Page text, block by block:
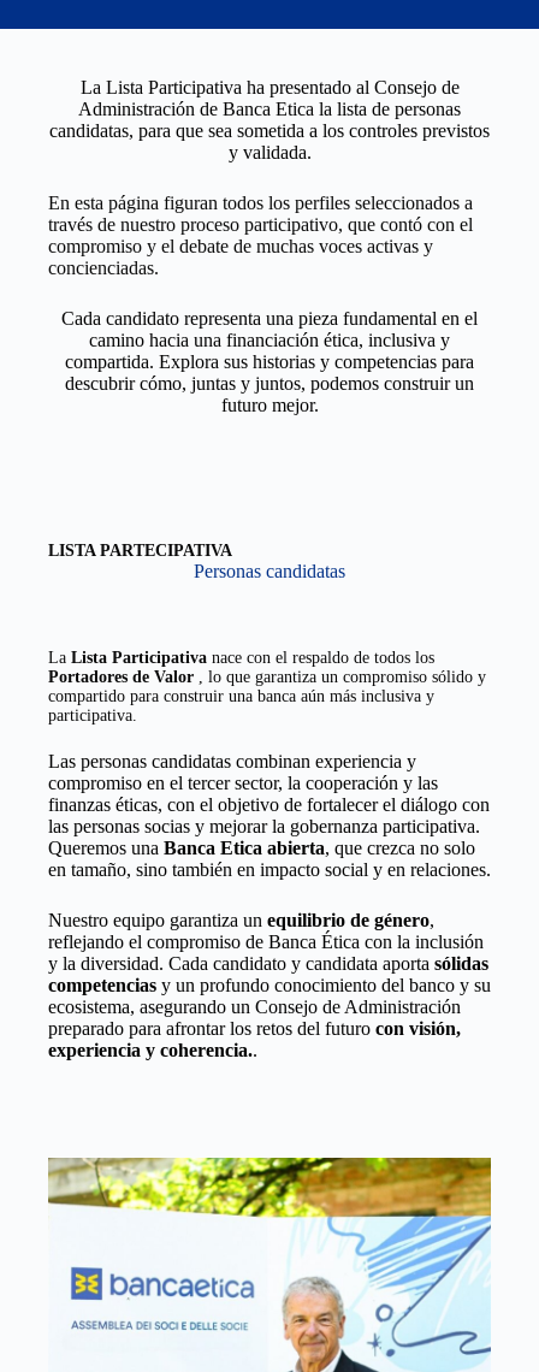
La Lista Participativa ha presentado al Consejo de
Administración de Banca Etica la lista de personas
candidatas, para que sea sometida a los controles previstos
y validada.
En esta página figuran todos los perfiles seleccionados a
través de nuestro proceso participativo, que contó con el
compromiso y el debate de muchas voces activas y
concienciadas.
Cada candidato representa una pieza fundamental en el
camino hacia una financiación ética, inclusiva y
compartida. Explora sus historias y competencias para
descubrir cómo, juntas y juntos, podemos construir un
futuro mejor.
LISTA PARTECIPATIVA
Personas candidatas
La Lista Participativa nace con el respaldo de todos los
Portadores de Valor , lo que garantiza un compromiso sólido y
compartido para construir una banca aún más inclusiva y
participativa.
Las personas candidatas combinan experiencia y
compromiso en el tercer sector, la cooperación y las
finanzas éticas, con el objetivo de fortalecer el diálogo con
las personas socias y mejorar la gobernanza participativa.
Queremos una Banca Etica abierta, que crezca no solo
en tamaño, sino también en impacto social y en relaciones.
Nuestro equipo garantiza un equilibrio de género,
reflejando el compromiso de Banca Ética con la inclusión
y la diversidad. Cada candidato y candidata aporta sólidas
competencias y un profundo conocimiento del banco y su
ecosistema, asegurando un Consejo de Administración
preparado para afrontar los retos del futuro con visión,
experiencia y coherencia..